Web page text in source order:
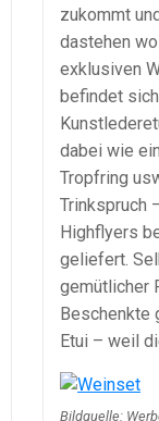
zukommt
dastehen
exklusiven
befindet
dabei wie
Tropfring
Trinkspruch
Highflyers
geliefert.
gemütlicher
Beschenkte
Etui – weil
Bildquelle: